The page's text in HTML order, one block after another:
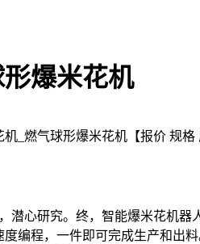
形爆米花机
心研究。终，智能爆米花机
编程，一件即可完成生产和出料